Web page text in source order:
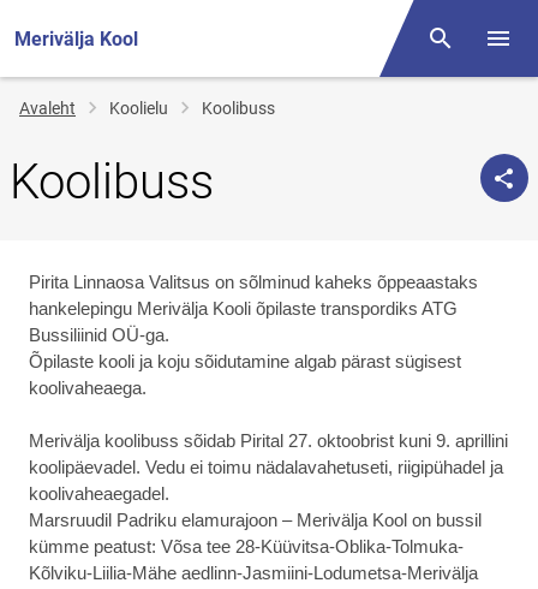
Merivälja Kool Otsing
Jälglink
Avaleht Koolielu Koolibuss
Koolibuss
Pirita Linnaosa Valitsus on sõlminud kaheks õppeaastaks
hankelepingu Merivälja Kooli õpilaste transpordiks ATG
Bussiliinid OÜ-ga.
Õpilaste kooli ja koju sõidutamine algab pärast sügisest
koolivaheaega.
Merivälja koolibuss sõidab Pirital 27. oktoobrist kuni 9. aprillini
koolipäevadel. Vedu ei toimu nädalavahetuseti, riigipühadel ja
koolivaheaegadel.
Marsruudil Padriku elamurajoon – Merivälja Kool on bussil
kümme peatust: Võsa tee 28-Küüvitsa-Oblika-Tolmuka-
Kõlviku-Liilia-Mähe aedlinn-Jasmiini-Lodumetsa-Merivälja